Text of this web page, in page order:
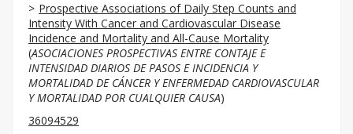
Prospective Associations of Daily Step Counts and
Intensity With Cancer and Cardiovascular Disease
Incidence and Mortality and All-Cause Mortality
(ASOCIACIONES PROSPECTIVAS ENTRE CONTAJE E
INTENSIDAD DIARIOS DE PASOS E INCIDENCIA Y
MORTALIDAD DE CÁNCER Y ENFERMEDAD CARDIOVASCULAR
Y MORTALIDAD POR CUALQUIER CAUSA)
36094529